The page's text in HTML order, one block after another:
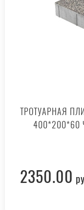
ТРОТУАРНАЯ
400*200*60
2350.00